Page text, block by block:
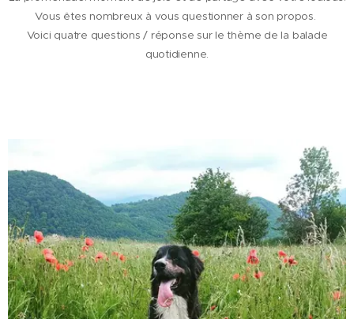
Vous êtes nombreux à vous questionner à son propos.
Voici quatre questions / réponse sur le thème de la balade
quotidienne.